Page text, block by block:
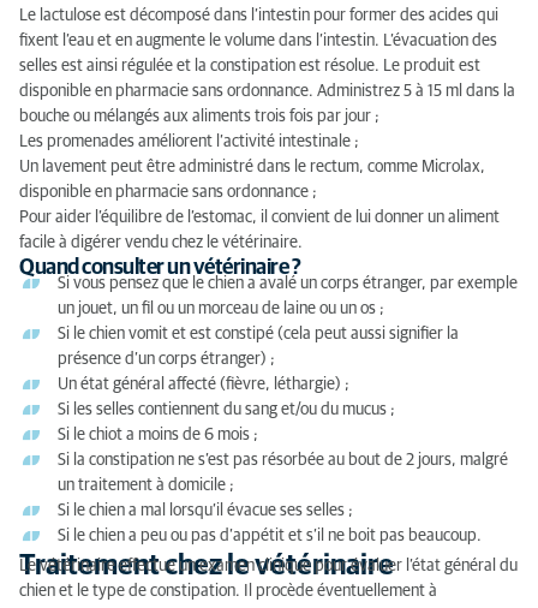
Le lactulose est décomposé dans l’intestin pour former des acides qui
fixent l’eau et en augmente le volume dans l’intestin. L’évacuation des
selles est ainsi régulée et la constipation est résolue. Le produit est
disponible en pharmacie sans ordonnance. Administrez 5 à 15 ml dans la
bouche ou mélangés aux aliments trois fois par jour ;
Les promenades améliorent l’activité intestinale ;
Un lavement peut être administré dans le rectum, comme Microlax,
disponible en pharmacie sans ordonnance ;
Pour aider l’équilibre de l’estomac, il convient de lui donner un aliment
facile à digérer vendu chez le vétérinaire.
Quand consulter un vétérinaire ?
Si vous pensez que le chien a avalé un corps étranger, par exemple
un jouet, un fil ou un morceau de laine ou un os ;
Si le chien vomit et est constipé (cela peut aussi signifier la
présence d’un corps étranger) ;
Un état général affecté (fièvre, léthargie) ;
Si les selles contiennent du sang et/ou du mucus ;
Si le chiot a moins de 6 mois ;
Si la constipation ne s’est pas résorbée au bout de 2 jours, malgré
un traitement à domicile ;
Si le chien a mal lorsqu’il évacue ses selles ;
Si le chien a peu ou pas d’appétit et s’il ne boit pas beaucoup.
Traitement chez le vétérinaire
Le vétérinaire effectue un examen clinique pour évaluer l’état général du
chien et le type de constipation. Il procède éventuellement à